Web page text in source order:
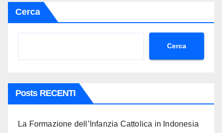
Cerca
Cerca
Posts RECENTI
La Formazione dell’Infanzia Cattolica in Indonesia